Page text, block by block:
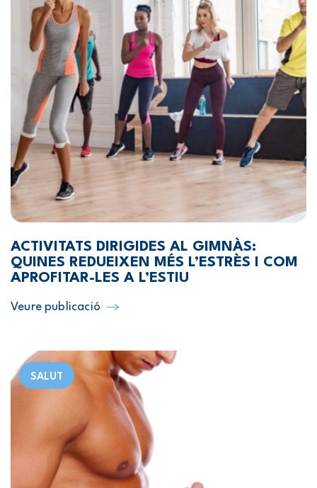
ACTIVITATS DIRIGIDES AL GIMNÀS:
QUINES REDUEIXEN MÉS L’ESTRÈS I COM
APROFITAR-LES A L’ESTIU
Veure publicació
SALUT